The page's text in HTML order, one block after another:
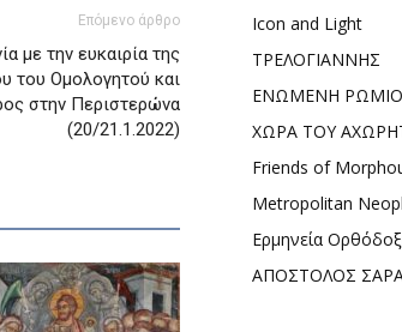
Επόμενο άρθρο
με την ευκαιρία της
του Ομολογητού και
στην Περιστερώνα
(20/21.1.2022)
Icon and Light
ΤΡΕΛΟΓΙΑΝΝΗΣ
ΕΝΩΜΕΝΗ
ΧΩΡΑ ΤΟΥ
Friends of
Metropolitan
Ερμηνεία
ΑΠΟΣΤΟΛΟΣ